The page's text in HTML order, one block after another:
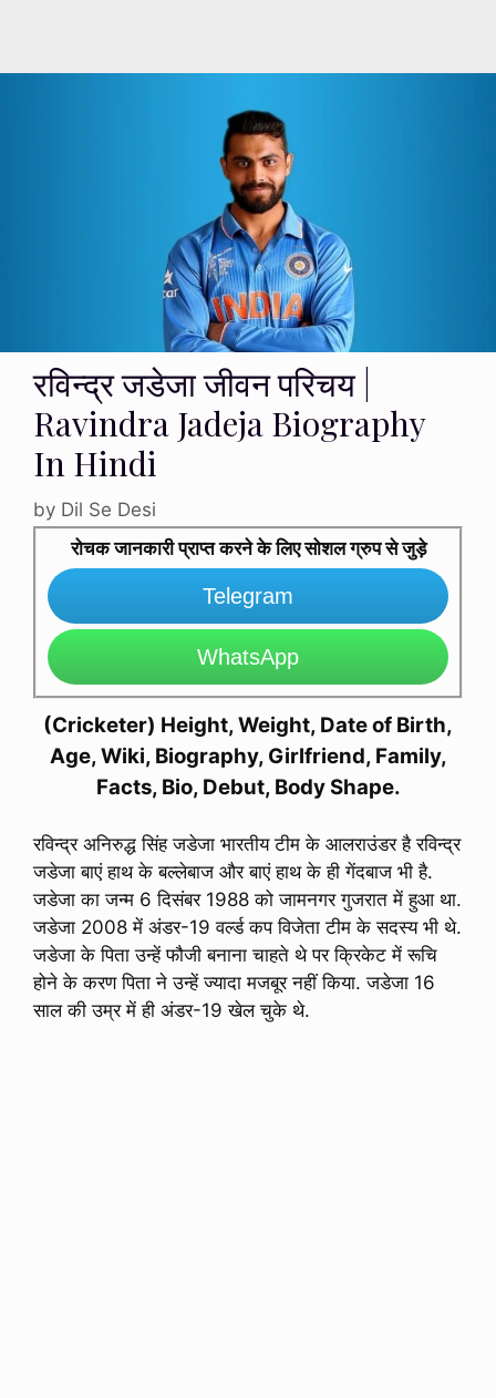
रविन्द्र जडेजा जीवन परिचय |
Ravindra Jadeja Biography
In Hindi
by Dil Se Desi
रोचक जानकारी प्राप्त करने के लिए सोशल ग्रुप से जुड़े
Telegram
WhatsApp
(Cricketer) Height, Weight, Date of Birth,
Age, Wiki, Biography, Girlfriend, Family,
Facts, Bio, Debut, Body Shape.
रविन्द्र अनिरुद्ध सिंह जडेजा भारतीय टीम के आलराउंडर है रविन्द्र
जडेजा बाएं हाथ के बल्लेबाज और बाएं हाथ के ही गेंदबाज भी है.
जडेजा का जन्म 6 दिसंबर 1988 को जामनगर गुजरात में हुआ था.
जडेजा 2008 में अंडर-19 वर्ल्ड कप विजेता टीम के सदस्य भी थे.
जडेजा के पिता उन्हें फौजी बनाना चाहते थे पर क्रिकेट में रूचि
होने के करण पिता ने उन्हें ज्यादा मजबूर नहीं किया. जडेजा 16
साल की उम्र में ही अंडर-19 खेल चुके थे.